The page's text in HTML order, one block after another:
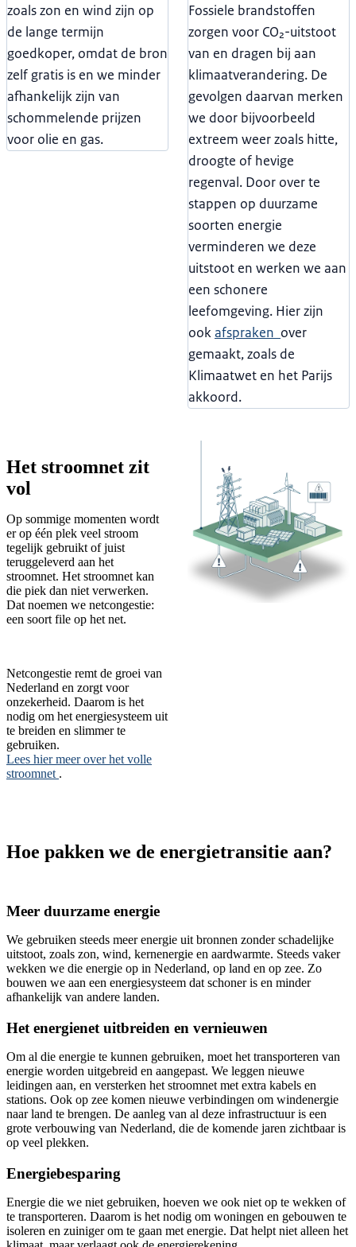
zoals zon en wind zijn op
de lange termijn
goedkoper, omdat de bron
zelf gratis is en we minder
afhankelijk zijn van
schommelende prijzen
voor olie en gas.
Fossiele brandstoffen
zorgen voor CO₂-uitstoot
van en dragen bij aan
klimaatverandering. De
gevolgen daarvan merken
we door bijvoorbeeld
extreem weer zoals hitte,
droogte of hevige
regenval. Door over te
stappen op duurzame
soorten energie
verminderen we deze
uitstoot en werken we aan
een schonere
leefomgeving. Hier zijn
ookafspraken over
gemaakt, zoals de
Klimaatwet en het Parijs
akkoord.
Het stroomnet zit
vol
Op sommige momenten wordt
er op één plek veel stroom
tegelijk gebruikt of juist
teruggeleverd aan het
stroomnet. Het stroomnet kan
die piek dan niet verwerken.
Dat noemen we netcongestie:
een soort file op het net.
Netcongestie remt de groei van
Nederland en zorgt voor
onzekerheid. Daarom is het
nodig om het energiesysteem uit
te breiden en slimmer te
gebruiken.
Lees hier meer over het volle
stroomnet .
Hoe pakken we de energietransitie aan?
Meer duurzame energie
We gebruiken steeds meer energie uit bronnen zonder schadelijke
uitstoot, zoals zon, wind, kernenergie en aardwarmte. Steeds vaker
wekken we die energie op in Nederland, op land en op zee. Zo
bouwen we aan een energiesysteem dat schoner is en minder
afhankelijk van andere landen.
Het energienet uitbreiden en vernieuwen
Om al die energie te kunnen gebruiken, moet het transporteren van
energie worden uitgebreid en aangepast. We leggen nieuwe
leidingen aan, en versterken het stroomnet met extra kabels en
stations. Ook op zee komen nieuwe verbindingen om windenergie
naar land te brengen. De aanleg van al deze infrastructuur is een
grote verbouwing van Nederland, die de komende jaren zichtbaar is
op veel plekken.
Energiebesparing
Energie die we niet gebruiken, hoeven we ook niet op te wekken of
te transporteren. Daarom is het nodig om woningen en gebouwen te
isoleren en zuiniger om te gaan met energie. Dat helpt niet alleen het